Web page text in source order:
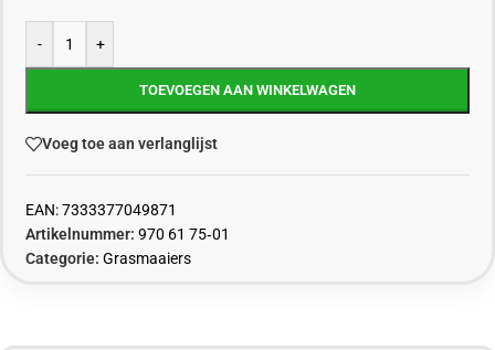
- +
TOEVOEGEN AAN WINKELWAGEN
Voeg toe aan verlanglijst
EAN:7333377049871
Artikelnummer: 970 61 75‑01
Categorie: Grasmaaiers